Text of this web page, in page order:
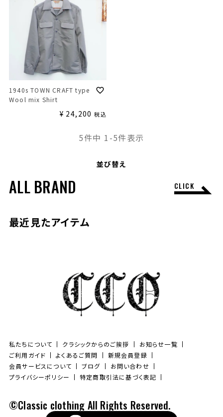
1940s TOWN CRAFT type
Wool mix Shirt
¥ 24,200 税込
並び替え
5件中 1 -5件表示
ALL BRAND CLICK
最近見たアイテム
私たちについて クラシックからのご挨拶
お知らせ一覧
ご利用ガイド
よくあるご質問
新規会員登録
会員サービスについて
ブログ
お問い合わせ
プライバシーポリシー
特定商取引法に基づく表記
©Classic clothing All Rights Reserved.